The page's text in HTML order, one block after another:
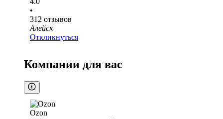
•
312 отзывов
Алейск
Откликнуться
Компании для вас
Ozon